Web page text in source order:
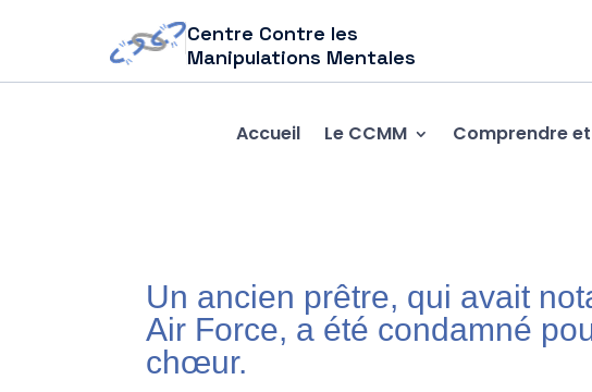
Centre Contre les
Manipulations Mentales
Accueil Le CCMM Comprendre
Un ancien prêtre, qui avait
Air Force, a été condamné
chœur.